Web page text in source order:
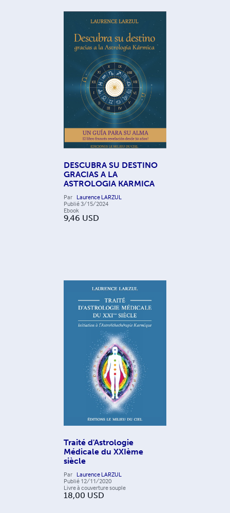
DESCUBRA SU DESTINO
GRACIAS A LA
ASTROLOGIA KARMICA
Par Laurence LARZUL
Publié3/15/2024
Ebook
9,46 USD
Traité d'Astrologie
Médicale du XXIème
siècle
Par Laurence LARZUL
Publié 12/11/2020
Livre à couverture souple
18,00 USD